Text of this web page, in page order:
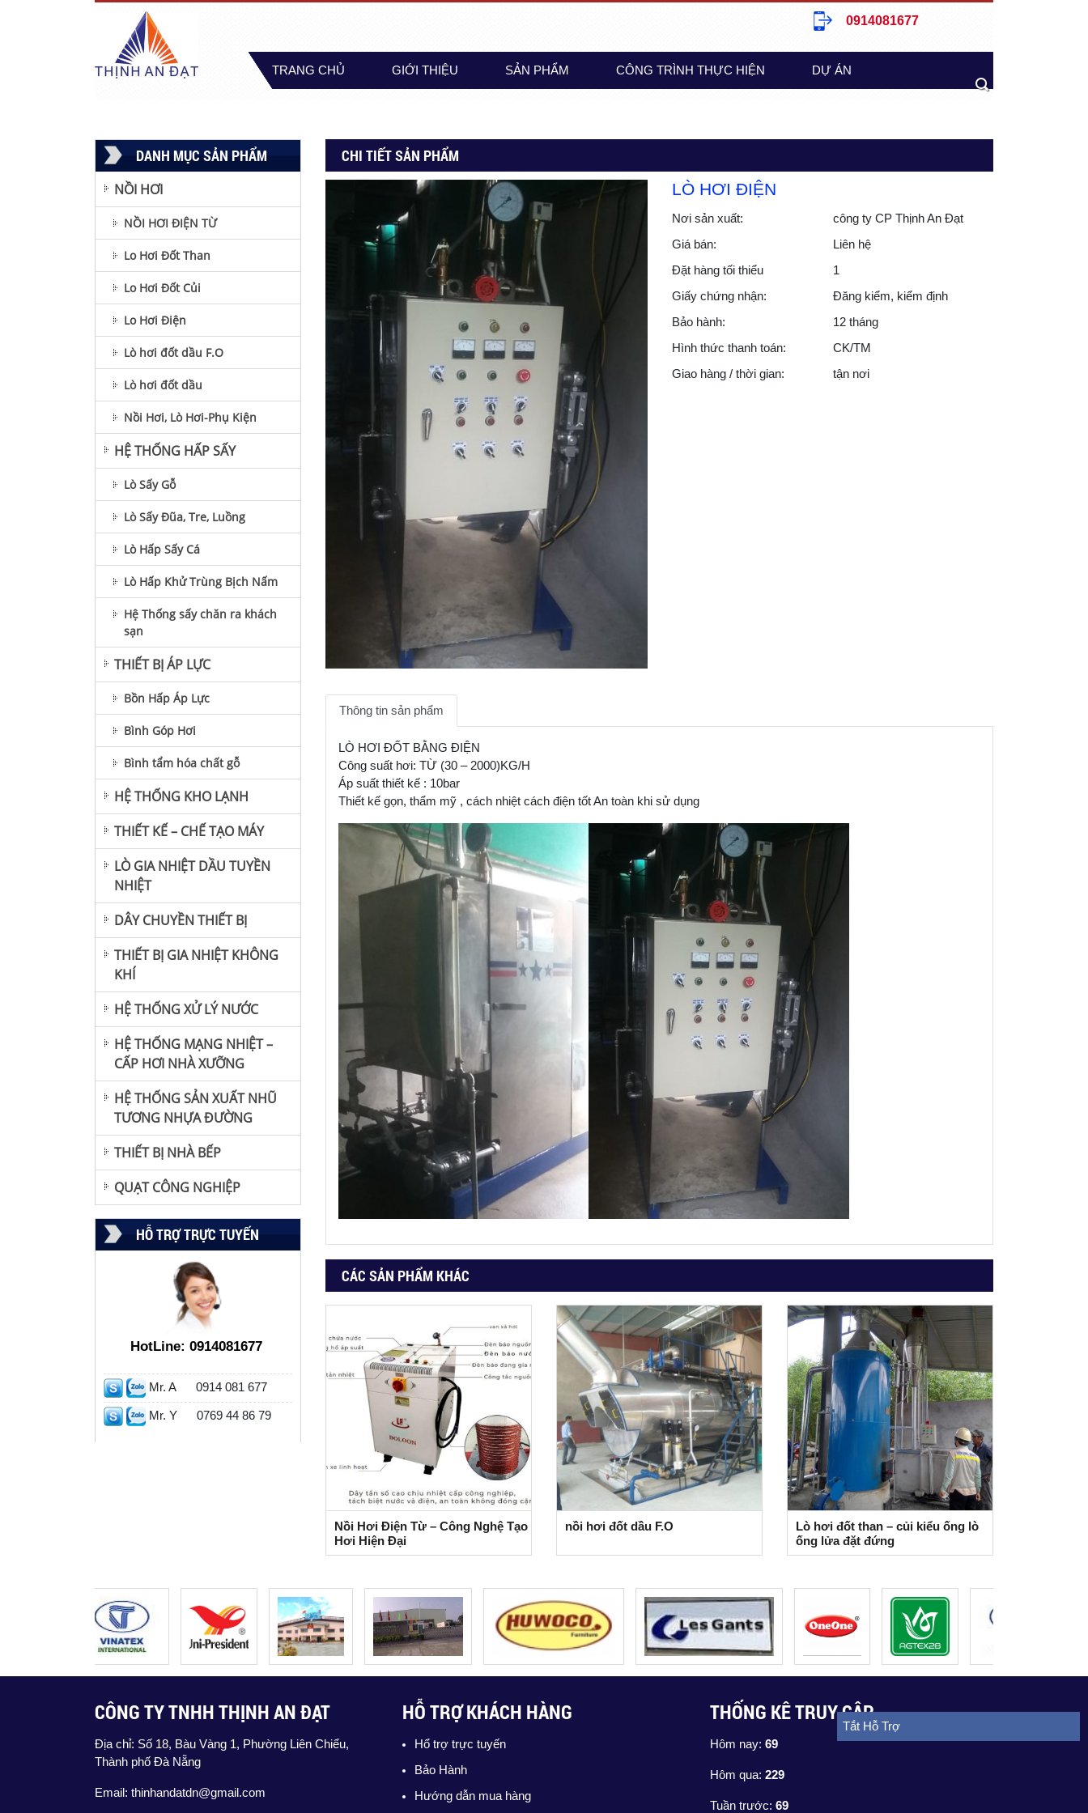
0914081677
TRANG CHỦ GIỚI THIỆU SẢN PHẨM CÔNG TRÌNH THỰC HIỆN DỰ ÁN
DANH MỤC SẢN PHẨM
NỒI HƠI
NỒI HƠI ĐIỆN TỪ
Lo Hơi Đốt Than
Lo Hơi Đốt Củi
Lo Hơi Điện
Lò hơi đốt dầu F.O
Lò hơi đốt dầu
Nồi Hơi, Lò Hơi-Phụ Kiện
HỆ THỐNG HẤP SẤY
Lò Sấy Gỗ
Lò Sấy Đũa, Tre, Luồng
Lò Hấp Sấy Cá
Lò Hấp Khử Trùng Bịch Nấm
Hệ Thống sấy chăn ra khách
sạn
THIẾT BỊ ÁP LỰC
Bồn Hấp Áp Lực
Bình Góp Hơi
Bình tẩm hóa chất gỗ
HỆ THỐNG KHO LẠNH
THIẾT KẾ – CHẾ TẠO MÁY
LÒ GIA NHIỆT DẦU TUYỀN
NHIỆT
DÂY CHUYỀN THIẾT BỊ
THIẾT BỊ GIA NHIỆT KHÔNG
KHÍ
HỆ THỐNG XỬ LÝ NƯỚC
HỆ THỐNG MẠNG NHIỆT –
CẤP HƠI NHÀ XƯỠNG
HỆ THỐNG SẢN XUẤT NHŨ
TƯƠNG NHỰA ĐƯỜNG
THIẾT BỊ NHÀ BẾP
QUẠT CÔNG NGHIỆP
HỖ TRỢ TRỰC TUYẾN
HotLine: 0914081677
Mr. A 0914 081 677
Mr. Y 0769 44 86 79
CHI TIẾT SẢN PHẨM
LÒ HƠI ĐIỆN
Nơi sản xuất:
công ty CP Thịnh An Đạt
Giá bán:
Liên hệ
Đặt hàng tối thiểu
1
Giấy chứng nhận:
Đăng kiểm, kiểm định
Bảo hành:
12 tháng
Hình thức thanh toán:
CK/TM
Giao hàng / thời gian:
tận nơi
Thông tin sản phẩm
LÒ HƠI ĐỐT BẰNG ĐIỆN
Công suất hơi: TỪ (30 – 2000)KG/H
Áp suất thiết kế : 10bar
Thiết kế gọn, thẩm mỹ , cách nhiệt cách điện tốt An toàn khi sử dụng
CÁC SẢN PHẨM KHÁC
Nồi Hơi Điện Từ – Công Nghệ Tạo
Hơi Hiện Đại
nồi hơi đốt dầu F.O
Lò hơi đốt than – củi kiểu ống lò
ống lửa đặt đứng
CÔNG TY TNHH THỊNH AN ĐẠT
Địa chỉ: Số 18, Bàu Vàng 1, Phường Liên Chiểu,
Thành phố Đà Nẵng
Email: thinhandatdn@gmail.com
HỖ TRỢ KHÁCH HÀNG
Hổ trợ trực tuyến
Bảo Hành
Hướng dẫn mua hàng
THỐNG KÊ TRUY CẬP
Hôm nay: 69
Hôm qua: 229
Tuần trước: 69
Tắt Hỗ Trợ